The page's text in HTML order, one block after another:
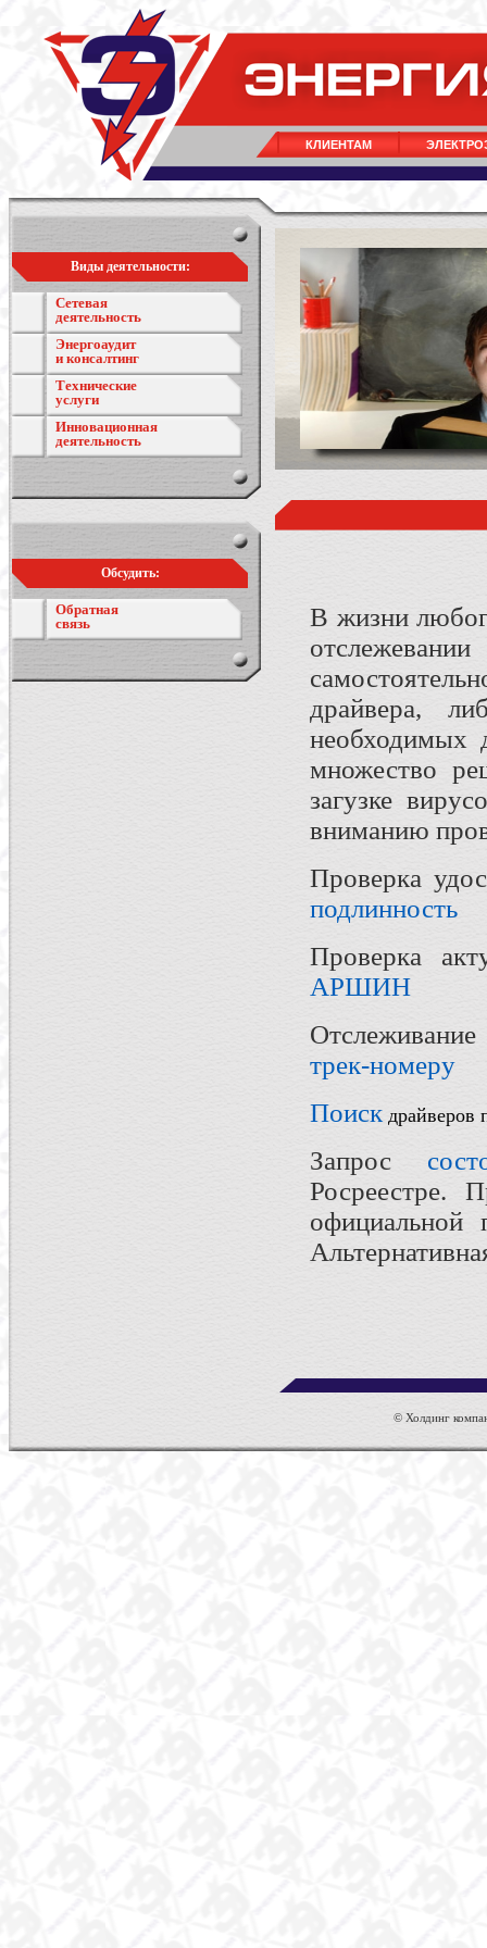
КЛИЕНТАМ
Виды деятельности:
Сетевая
деятельность
Энергоаудит
и консалтинг
Технические
услуги
Инновационная
деятельность
Обсудить:
Обратная
связь
В жизни
драйвера,
необходимых
множество
загузке
вниманию
Проверка
подлинность
Проверка
АРШИН
трек-номеру
Поискдрайверов
Запрос
Росреестре.
официальной
© Холдинг